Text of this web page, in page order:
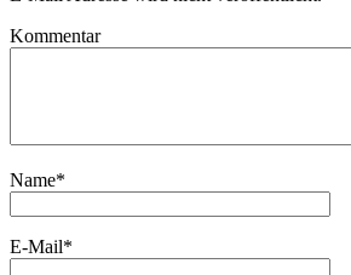
Kommentar
Name*
E-Mail*